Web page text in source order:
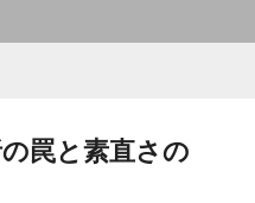
罠と素直さの